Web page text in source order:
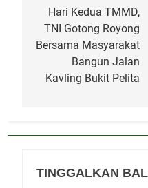
pos
Hari Kedua TMMD,
TNI Gotong Royong
Bersama Masyarakat
Bangun Jalan
Kavling Bukit Pelita
TINGGALKAN